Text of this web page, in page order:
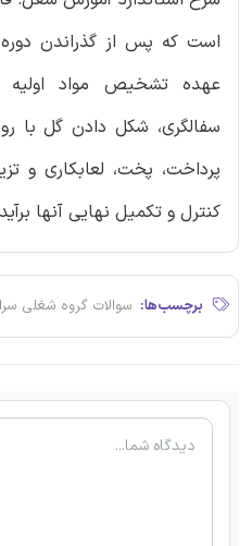
است که پس از گذراندن دوره
عهده تشخیص مواد اولیه
سفالگری، شکل دادن گل با
پرداخت، پخت، لعابکاری و
کنترل و تکمیل نهایی آنها
برچسب‌ها: سوالات گروه شغلی